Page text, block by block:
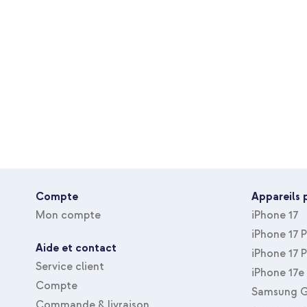
Compte
Mon compte
Aide et contact
Service client
Compte
Appareils
iPhone 17
iPhone 17
iPhone 17
iPhone 17e
Samsung